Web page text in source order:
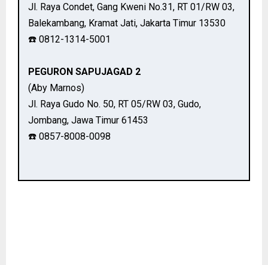
Jl. Raya Condet, Gang Kweni No.31, RT 01/RW 03,
Balekambang, Kramat Jati, Jakarta Timur 13530
☎️ 0812-1314-5001
PEGURON SAPUJAGAD 2
(Aby Marnos)
Jl. Raya Gudo No. 50, RT 05/RW 03, Gudo,
Jombang, Jawa Timur 61453
☎️ 0857-8008-0098